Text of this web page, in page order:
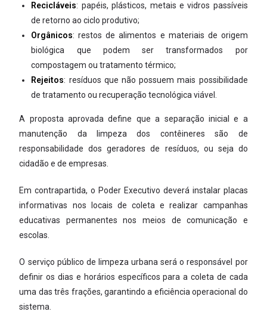
Recicláveis: papéis, plásticos, metais e vidros passíveis
de retorno ao ciclo produtivo;
Orgânicos: restos de alimentos e materiais de origem
biológica que podem ser transformados por
compostagem ou tratamento térmico;
Rejeitos: resíduos que não possuem mais possibilidade
de tratamento ou recuperação tecnológica viável.
A proposta aprovada define que a separação inicial e a
manutenção da limpeza dos contêineres são de
responsabilidade dos geradores de resíduos, ou seja do
cidadão e de empresas.
Em contrapartida, o Poder Executivo deverá instalar placas
informativas nos locais de coleta e realizar campanhas
educativas permanentes nos meios de comunicação e
escolas.
O serviço público de limpeza urbana será o responsável por
definir os dias e horários específicos para a coleta de cada
uma das três frações, garantindo a eficiência operacional do
sistema.